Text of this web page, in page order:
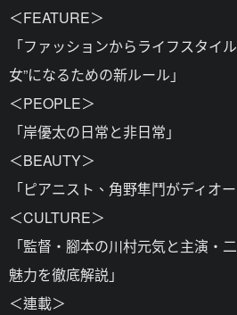
＜FEATURE＞
「ファッションからライフスタイ
女”になるための新ルール」
＜PEOPLE＞
「岸優太の日常と非日常」
＜BEAUTY＞
「ピアニスト、角野隼鬥がディオ
＜CULTURE＞
「監督・腳本の川村元気と主演・
魅力を徹底解説」
＜連載＞